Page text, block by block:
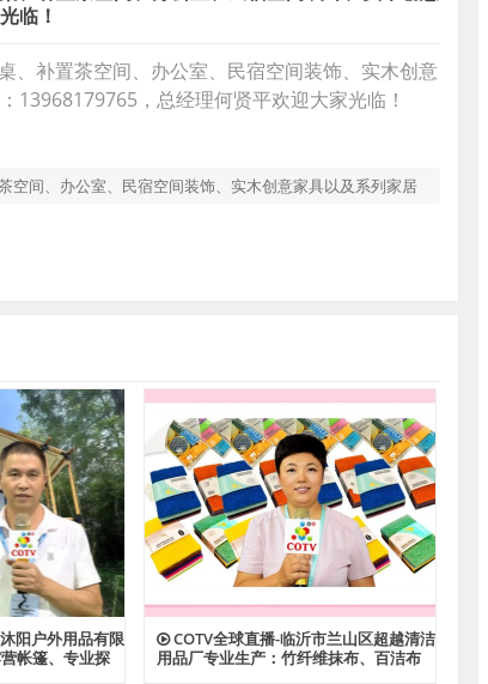
临！
、补置茶空间、办公室、民宿空间装饰、实木创意
13968179765，总经理何贤平欢迎大家光临！
空间、办公室、民宿空间装饰、实木创意家具以及系列家居
阳户外用品有限
帐篷、专业探
COTV全球直播-临沂市兰山区超越清洁
用品厂专业生产：竹纤维抹布、百洁布